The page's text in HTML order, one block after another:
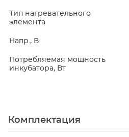
Тип нагревательного
элемента
Напр., В
Потребляемая мощность
инкубатора, Вт
Комплектация